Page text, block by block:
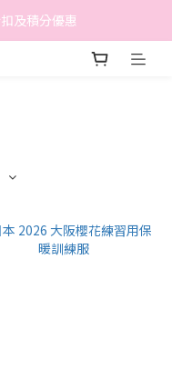
及偏遠地區除外)
及積分優惠
區及偏遠地區除外)